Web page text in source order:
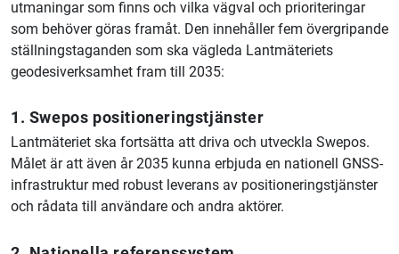
utmaningar som finns och vilka vägval och prioriteringar
som behöver göras framåt. Den innehåller fem övergripande
ställningstaganden som ska vägleda Lantmäteriets
geodesiverksamhet fram till 2035:
1. Swepos positioneringstjänster
Lantmäteriet ska fortsätta att driva och utveckla Swepos.
Målet är att även år 2035 kunna erbjuda en nationell GNSS-
infrastruktur med robust leverans av positioneringstjänster
och rådata till användare och andra aktörer.